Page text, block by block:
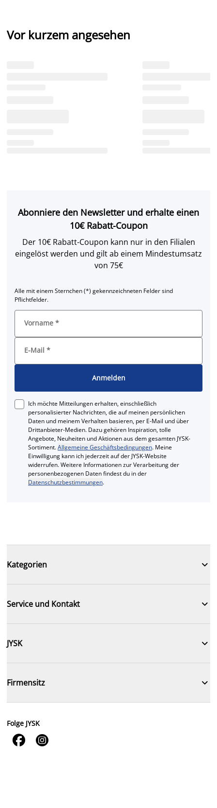
Vor kurzem angesehen
Abonniere den Newsletter und erhalte einen
10€ Rabatt-Coupon
Der 10€ Rabatt-Coupon kann nur in den Filialen
eingelöst werden und gilt ab einem Mindestumsatz
von 75€
Alle mit einem Sternchen (*) gekennzeichneten Felder sind
Pflichtfelder.
Vorname *
E-Mail *
Anmelden
Ich möchte Mitteilungen erhalten, einschließlich
personalisierter Nachrichten, die auf meinen persönlichen
Daten und meinem Verhalten basieren, per E-Mail und über
Drittanbieter-Medien. Dazu gehören Inspiration, tolle
Angebote, Neuheiten und Aktionen aus dem gesamten JYSK-
Sortiment.Allgemeine Geschäftsbedingungen. Meine
Einwilligung kann ich jederzeit auf der JYSK-Website
widerrufen. Weitere Informationen zur Verarbeitung der
personenbezogenen Daten findest du in der
Datenschutzbestimmungen.
Kategorien 
Service und Kontakt 
JYSK 
Firmensitz 
Folge JYSK
 